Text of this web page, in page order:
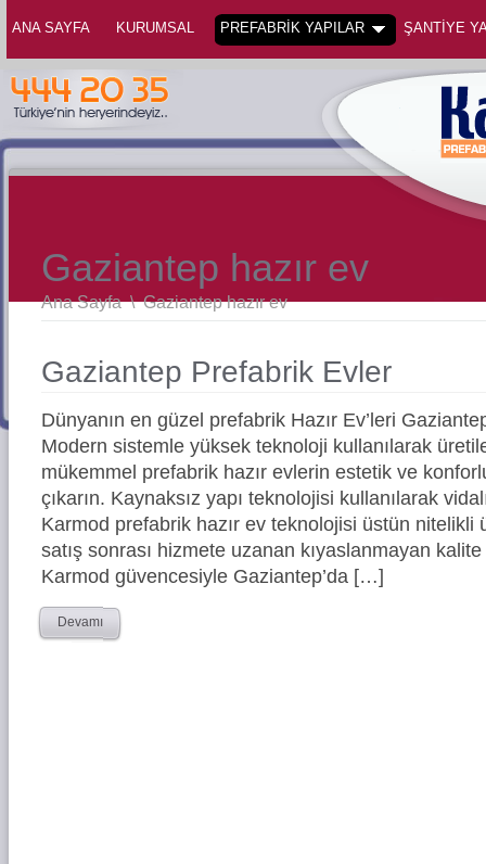
ANA SAYFA KURUMSAL PREFABRİK YAPILAR ŞANTİYE
Gaziantep hazır ev
Ana Sayfa \Gaziantep hazır ev
Gaziantep Prefabrik Evler
Dünyanın en güzel prefabrik Hazır Ev’leri
Modern sistemle yüksek teknoloji kullanılarak
mükemmel prefabrik hazır evlerin estetik ve
çıkarın. Kaynaksız yapı teknolojisi kullanılarak
Karmod prefabrik hazır ev teknolojisi üstün nitelikli
satış sonrası hizmete uzanan kıyaslanmayan kalite
Karmod güvencesiyle Gaziantep’da […]
Devamı